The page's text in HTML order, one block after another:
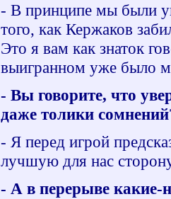
- В принципе мы были
того, как Кержаков
Это я вам как знаток
выигранном уже было
- Вы говорите, что
даже толики
- Я перед игрой
лучшую для нас
- А в перерыве какие-